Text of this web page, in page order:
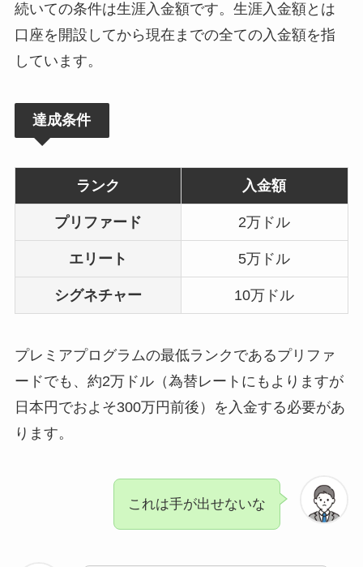
続いての条件は生涯入金額です。生涯入金額とは
口座を開設してから現在までの全ての入金額を指
しています。
達成条件
ランク 入金額
プリファード 2万ドル
エリート 5万ドル
シグネチャー 10万ドル
プレミアプログラムの最低ランクであるプリファ
ードでも、約2万ドル（為替レートにもよりますが
日本円でおよそ300万円前後）を入金する必要があ
ります。
これは手が出せないな